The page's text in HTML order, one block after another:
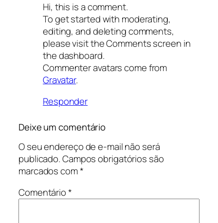
Hi, this is a comment.
To get started with moderating,
editing, and deleting comments,
please visit the Comments screen in
the dashboard.
Commenter avatars come from
Gravatar.
Responder
Deixe um comentário
O seu endereço de e-mail não será
publicado.Campos obrigatórios são
marcados com*
Comentário*